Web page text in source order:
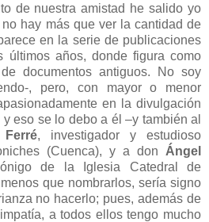
de nuestra amistad he salido yo
hay más que ver la cantidad de
en la serie de publicaciones
últimos años, donde figura como
documentos antiguos. No soy
, pero, con mayor o menor
en la divulgación
eso se lo debo a él –y también al
, investigador y estudioso
(Cuenca), y a don Ángel
de la Iglesia Catedral de
que nombrarlos, sería signo
no hacerlo; pues, además de
a todos ellos tengo mucho